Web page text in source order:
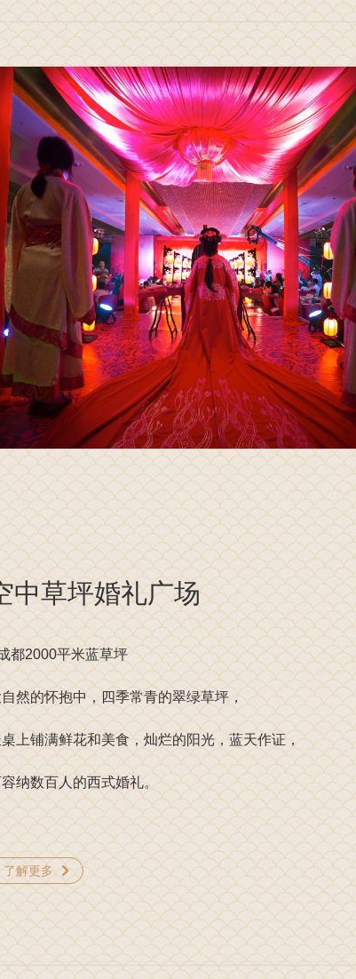
中草坪婚礼广场
都2000平米蓝草坪
然的怀抱中，四季常青的翠绿草坪，
上铺满鲜花和美食，灿烂的阳光，蓝天作证，
纳数百人的西式婚礼。
了解更多